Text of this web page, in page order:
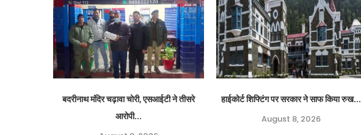
बदरीनाथ मंदिर चढ़ावा चोरी, एसआईटी ने तीसरे
आरोपी...
हाईकोर्ट शिफ्टिंग पर सरकार ने साफ किया रुख...
August 8, 2026